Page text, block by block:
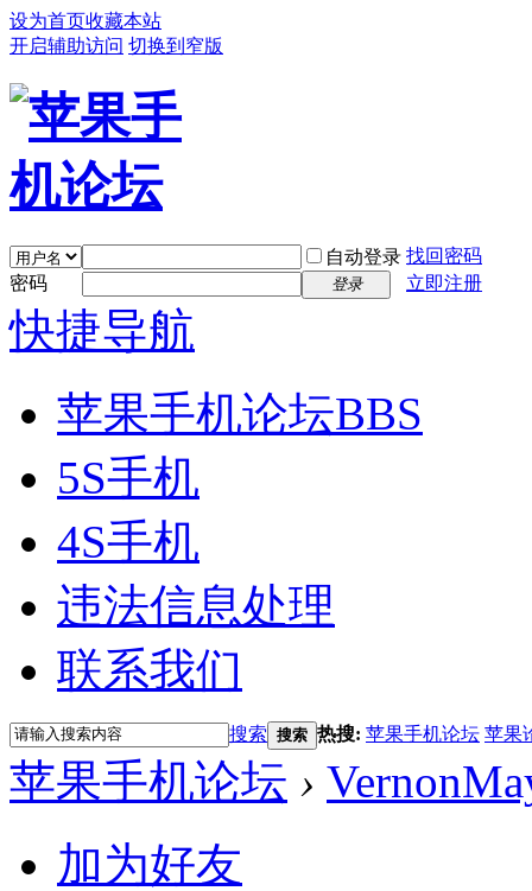
设为首页收藏本站
开启辅助访问 切换到窄版
自动登录 找回密码
密码
登录 立即注册
快捷导航
苹果手机论坛BBS
5S手机
4S手机
违法信息处理
联系我们
搜索 搜索 热搜: 苹果手机论坛 苹果
苹果手机论坛 ›
加为好友